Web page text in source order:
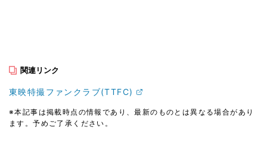
関連リンク
東映特撮ファンクラブ(TTFC)
※本記事は掲載時点の情報であり、最新のものとは異なる場合があり
ます。予めご了承ください。